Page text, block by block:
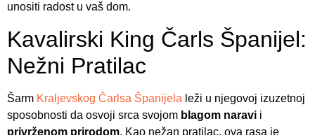
unositi radost u vaš dom.
Kavalirski King Čarls Španijel:
Nežni Pratilac
Šarm Kraljevskog Čarlsa Španijela leži u njegovoj izuzetnoj
sposobnosti da osvoji srca svojom blagom naravi i
privrženom prirodom. Kao nežan pratilac, ova rasa je